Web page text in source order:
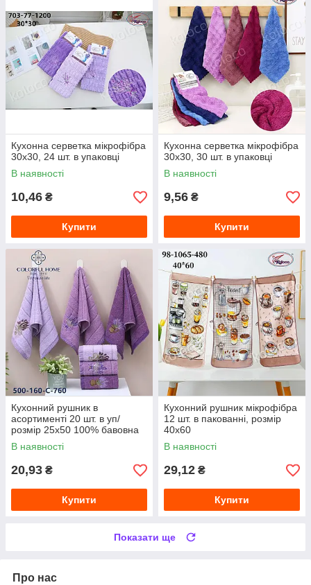
Кухонна серветка мікрофібра
30х30, 24 шт. в упаковці
В наявності
10,46 ₴
Купити
Кухонна серветка мікрофібра
30х30, 30 шт. в упаковці
В наявності
9,56 ₴
Купити
Кухонний рушник в
асортименті 20 шт. в уп/
розмір 25х50 100% бавовна
В наявності
20,93 ₴
Купити
Кухонний рушник мікрофібра
12 шт. в пакованні, розмір
40х60
В наявності
29,12 ₴
Купити
Показати ще
Про нас